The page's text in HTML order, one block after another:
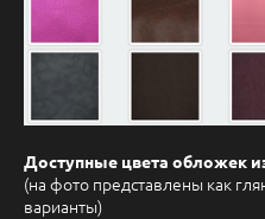
Доступные цвета обложек
(на фото представлены как
варианты)